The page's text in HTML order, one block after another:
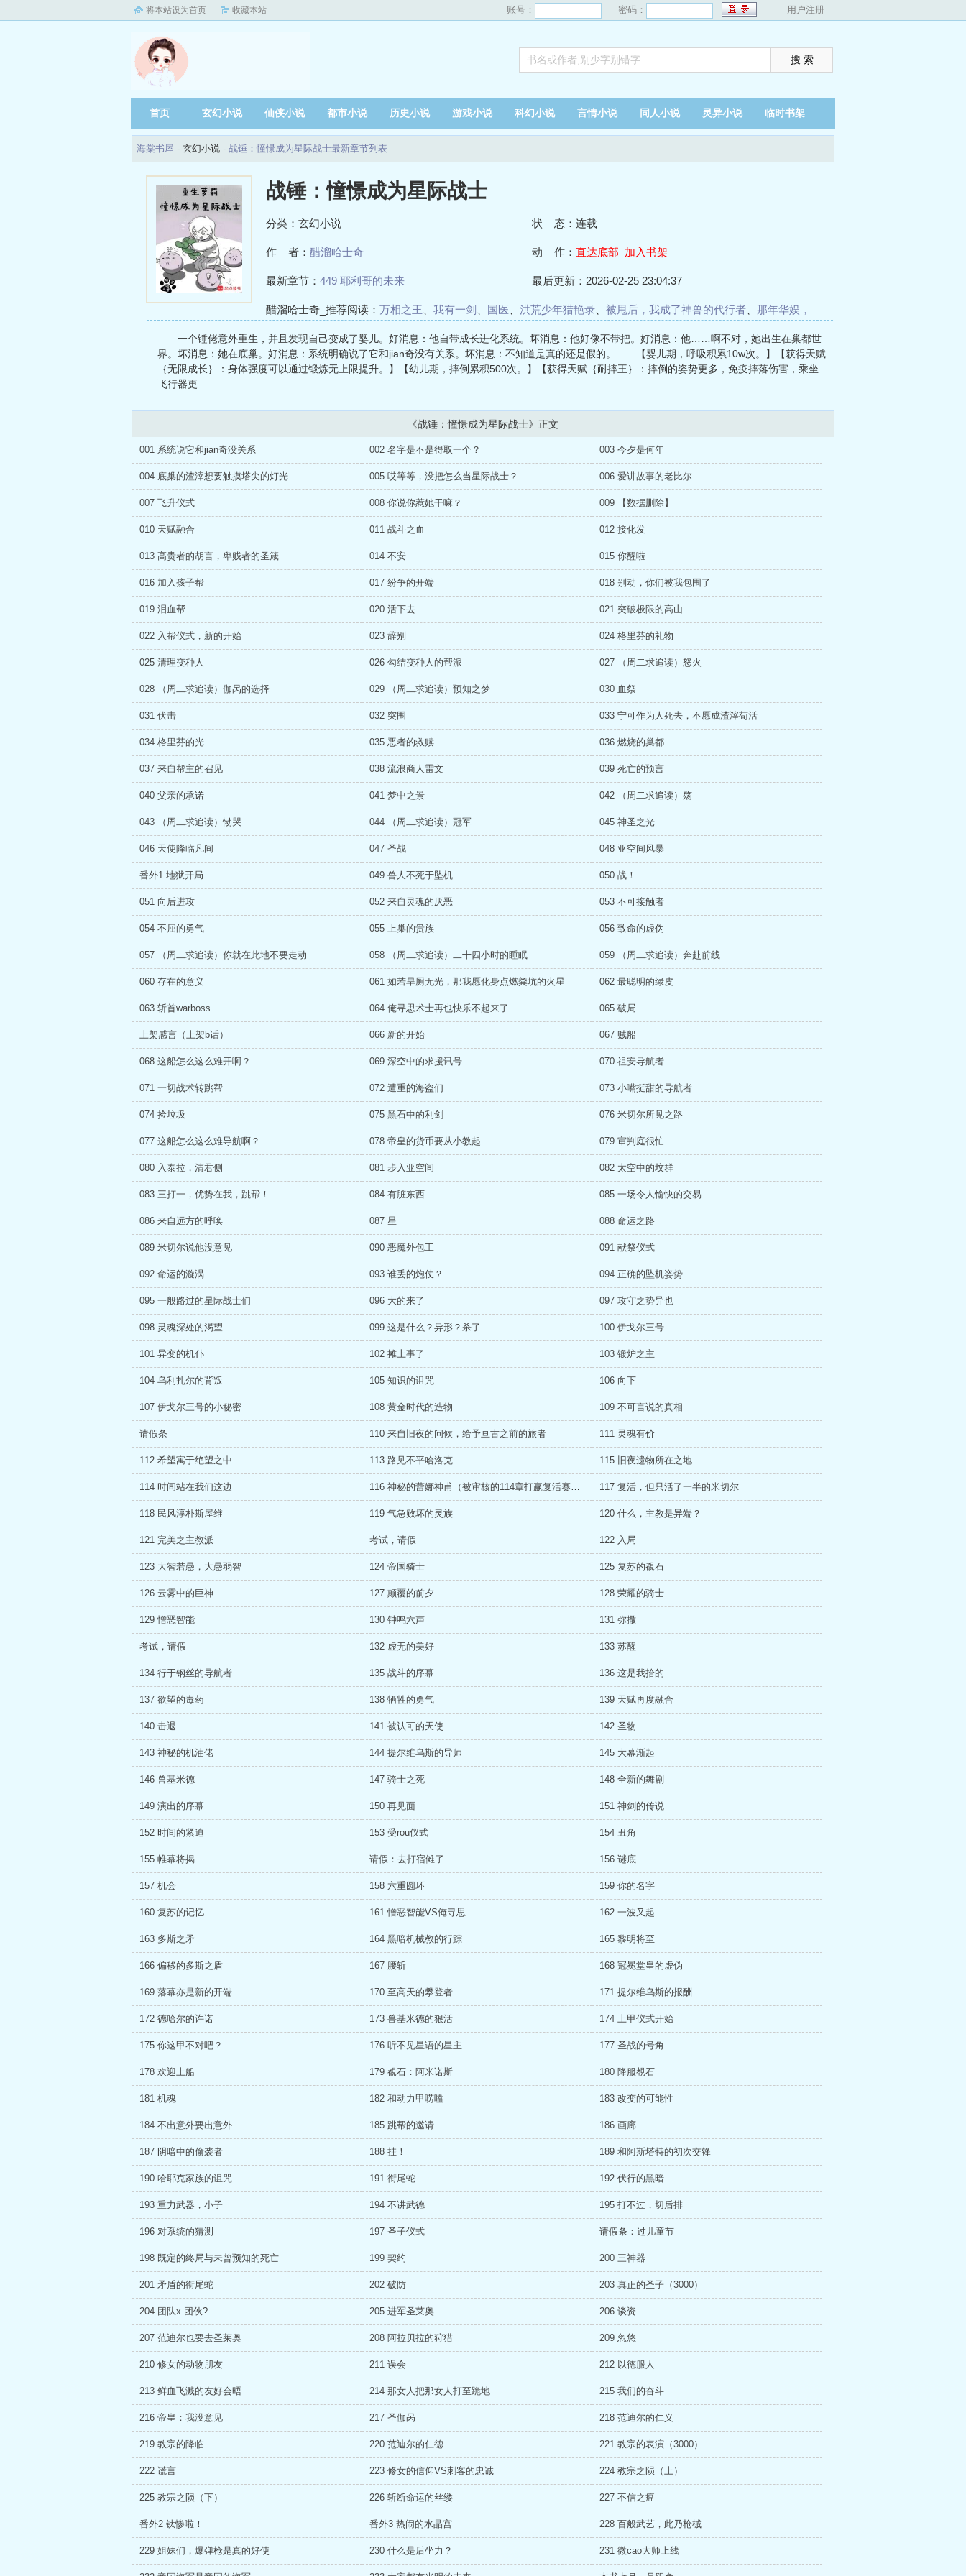
将本站设为首页 收藏本站 账号： 密码： 用户注册
首页 玄幻小说 仙侠小说 都市小说 历史小说 游戏小说 科幻小说 言情小说 同人小说 灵异小说 临时书架
海棠书屋 - 玄幻小说 - 战锤：憧憬成为星际战士最新章节列表
战锤：憧憬成为星际战士
分类：玄幻小说 状 态：连载
作 者： 醋溜哈士奇 动 作： 直达底部 加入书架
最新章节： 449 耶利哥的未来 最后更新：2026-02-25 23:04:37
醋溜哈士奇_推荐阅读： 万相之王 我有一剑 国医 洪荒少年猎艳录 被甩后，我成了神兽的代行者
那年华娱，
一个锤佬意外重生，并且发现自己变成了婴儿。好消息：他自带成长进化系统。坏消息：他好像不带把。好消息：他……啊不对，她出生在巢都世
界。坏消息：她在底巢。好消息：系统明确说了它和jian奇没有关系。坏消息：不知道是真的还是假的。……【婴儿期，呼吸积累10w次。】【获得天赋
｛无限成长｝：身体强度可以通过锻炼无上限提升。】【幼儿期，摔倒累积500次。】【获得天赋｛耐摔王｝：摔倒的姿势更多，免疫摔落伤害，乘坐
飞行器更...
《战锤：憧憬成为星际战士》正文
001 系统说它和jian奇没关系 002 名字是不是得取一个？ 003 今夕是何年
004 底巢的渣滓想要触摸塔尖的灯光 005 哎等等，没把怎么当星际战士？ 006 爱讲故事的老比尔
007 飞升仪式 008 你说你惹她干嘛？ 009 【数据删除】
010 天赋融合 011 战斗之血 012 接化发
013 高贵者的胡言，卑贱者的圣箴 014 不安 015 你醒啦
016 加入孩子帮 017 纷争的开端 018 别动，你们被我包围了
019 泪血帮 020 活下去 021 突破极限的高山
022 入帮仪式，新的开始 023 辞别 024 格里芬的礼物
025 清理变种人 026 勾结变种人的帮派 027 （周二求追读）怒火
028 （周二求追读）伽呙的选择 029 （周二求追读）预知之梦 030 血祭
031 伏击 032 突围 033 宁可作为人死去，不愿成渣滓苟活
034 格里芬的光 035 恶者的救赎 036 燃烧的巢都
037 来自帮主的召见 038 流浪商人雷文 039 死亡的预言
040 父亲的承诺 041 梦中之景 042 （周二求追读）殇
043 （周二求追读）恸哭 044 （周二求追读）冠军 045 神圣之光
046 天使降临凡间 047 圣战 048 亚空间风暴
番外1 地狱开局 049 兽人不死于坠机 050 战！
051 向后进攻 052 来自灵魂的厌恶 053 不可接触者
054 不屈的勇气 055 上巢的贵族 056 致命的虚伪
057 （周二求追读）你就在此地不要走动 058 （周二求追读）二十四小时的睡眠 059 （周二求追读）奔赴前线
060 存在的意义 061 如若旱厕无光，那我愿化身点燃粪坑的火星 062 最聪明的绿皮
063 斩首warboss 064 俺寻思术士再也快乐不起来了 065 破局
上架感言（上架b话） 066 新的开始 067 贼船
068 这船怎么这么难开啊？ 069 深空中的求援讯号 070 祖安导航者
071 一切战术转跳帮 072 遭重的海盗们 073 小嘴挺甜的导航者
074 捡垃圾 075 黑石中的利剑 076 米切尔所见之路
077 这船怎么这么难导航啊？ 078 帝皇的货币要从小教起 079 审判庭很忙
080 入泰拉，清君侧 081 步入亚空间 082 太空中的坟群
083 三打一，优势在我，跳帮！ 084 有脏东西 085 一场令人愉快的交易
086 来自远方的呼唤 087 星 088 命运之路
089 米切尔说他没意见 090 恶魔外包工 091 献祭仪式
092 命运的漩涡 093 谁丢的炮仗？ 094 正确的坠机姿势
095 一般路过的星际战士们 096 大的来了 097 攻守之势异也
098 灵魂深处的渴望 099 这是什么？异形？杀了 100 伊戈尔三号
101 异变的机仆 102 摊上事了 103 锻炉之主
104 乌利扎尔的背叛 105 知识的诅咒 106 向下
107 伊戈尔三号的小秘密 108 黄金时代的造物 109 不可言说的真相
请假条 110 来自旧夜的问候，给予亘古之前的旅者 111 灵魂有价
112 希望寓于绝望之中 113 路见不平哈洛克 115 旧夜遗物所在之地
114 时间站在我们这边 116 神秘的蕾娜神甫（被审核的114章打赢复活赛了） 117 复活，但只活了一半的米切尔
118 民风淳朴斯屋维 119 气急败坏的灵族 120 什么，主教是异端？
121 完美之主教派 考试，请假 122 入局
123 大智若愚，大愚弱智 124 帝国骑士 125 复苏的覩石
126 云雾中的巨神 127 颠覆的前夕 128 荣耀的骑士
129 憎恶智能 130 钟鸣六声 131 弥撒
考试，请假 132 虚无的美好 133 苏醒
134 行于钢丝的导航者 135 战斗的序幕 136 这是我拾的
137 欲望的毒药 138 牺牲的勇气 139 天赋再度融合
140 击退 141 被认可的天使 142 圣物
143 神秘的机油佬 144 提尔维乌斯的导师 145 大幕渐起
146 兽基米德 147 骑士之死 148 全新的舞剧
149 演出的序幕 150 再见面 151 神剑的传说
152 时间的紧迫 153 受rou仪式 154 丑角
155 帷幕将揭 请假：去打宿傩了 156 谜底
157 机会 158 六重圆环 159 你的名字
160 复苏的记忆 161 憎恶智能VS俺寻思 162 一波又起
163 多斯之矛 164 黑暗机械教的行踪 165 黎明将至
166 偏移的多斯之盾 167 腰斩 168 冠冕堂皇的虚伪
169 落幕亦是新的开端 170 至高天的攀登者 171 提尔维乌斯的报酬
172 德哈尔的许诺 173 兽基米德的狠活 174 上甲仪式开始
175 你这甲不对吧？ 176 听不见星语的星主 177 圣战的号角
178 欢迎上船 179 覩石：阿米诺斯 180 降服覩石
181 机魂 182 和动力甲唠嗑 183 改变的可能性
184 不出意外要出意外 185 跳帮的邀请 186 画廊
187 阴暗中的偷袭者 188 挂！ 189 和阿斯塔特的初次交锋
190 哈耶克家族的诅咒 191 衔尾蛇 192 伏行的黑暗
193 重力武器，小子 194 不讲武德 195 打不过，切后排
196 对系统的猜测 197 圣子仪式 请假条：过儿童节
198 既定的终局与未曾预知的死亡 199 契约 200 三神器
201 矛盾的衔尾蛇 202 破防 203 真正的圣子（3000）
204 团队x 团伙? 205 进军圣莱奥 206 谈资
207 范迪尔也要去圣莱奥 208 阿拉贝拉的狩猎 209 忽悠
210 修女的动物朋友 211 误会 212 以德服人
213 鲜血飞溅的友好会晤 214 那女人把那女人打至跪地 215 我们的奋斗
216 帝皇：我没意见 217 圣伽呙 218 范迪尔的仁义
219 教宗的降临 220 范迪尔的仁德 221 教宗的表演（3000）
222 谎言 223 修女的信仰VS刺客的忠诚 224 教宗之陨（上）
225 教宗之陨（下） 226 斩断命运的丝缕 227 不信之瘟
番外2 钛惨啦！ 番外3 热闹的水晶宫 228 百般武艺，此乃枪械
229 姐妹们，爆弹枪是真的好使 230 什么是后坐力？ 231 微cao大师上线